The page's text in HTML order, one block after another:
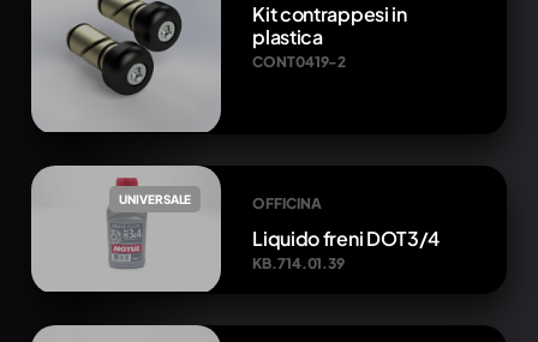
Kit contrappesi in
plastica
CONT0419-2
UNIVERSALE OFFICINA
Liquido freni DOT3/4
KB.714.01.39